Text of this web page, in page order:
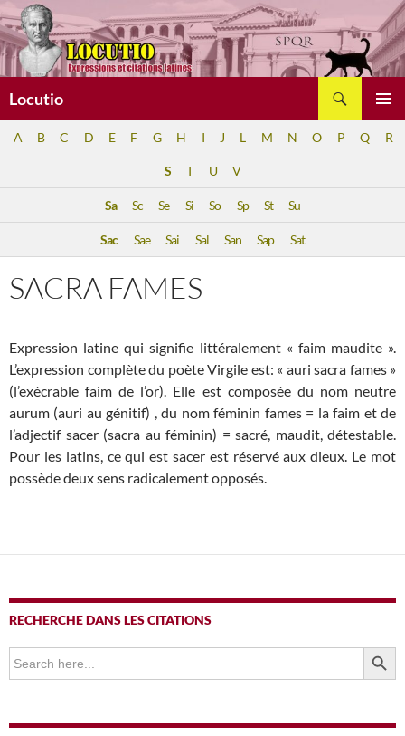
Aller
au
contenu
Locutio
A B C D E F G H I J L M N O P Q R
S T U V
Sa Sc Se Si So Sp St Su
Sac Sae Sai Sal San Sap Sat
SACRA FAMES
Expression latine qui signifie littéralement « faim maudite ».
L’expression complète du poète Virgile est: « auri sacra fames »
(l’exécrable faim de l’or). Elle est composée du nom neutre
aurum (auri au génitif) , du nom féminin fames = la faim et de
l’adjectif sacer (sacra au féminin) = sacré, maudit, détestable.
Pour les latins, ce qui est sacer est réservé aux dieux. Le mot
possède deux sens radicalement opposés.
RECHERCHE DANS LES CITATIONS
Search
for:
SEARCH